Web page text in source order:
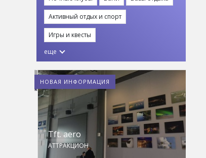
Активный отдых и спорт
Игры и квесты
еще
НОВАЯ ИНФОРМАЦИЯ
Tft. aero
АТТРАКЦИОН